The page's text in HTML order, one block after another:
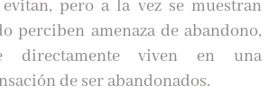
pero a la vez se muestran
perciben amenaza de abandono,
viven en una
de ser abandonados.